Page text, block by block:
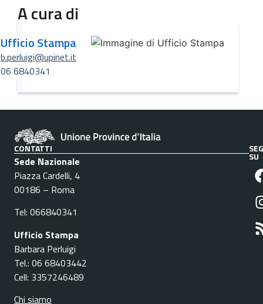
A cura di
Ufficio Stampa
b.perluigi@upinet.it
06 6840341
CONTATTI
Sede Nazionale
Piazza Cardelli, 4
00186 – Roma
Tel: 066840341
Ufficio Stampa
Barbara Perluigi
Tel.: 06 68403442
Cell: 3357246489
Chi siamo
SU